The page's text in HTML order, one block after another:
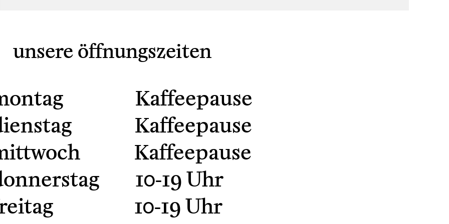
unsere öffnungszeiten
Kaffeepause
Kaffeepause
Kaffeepause
10-19 Uhr
10-19 Uhr